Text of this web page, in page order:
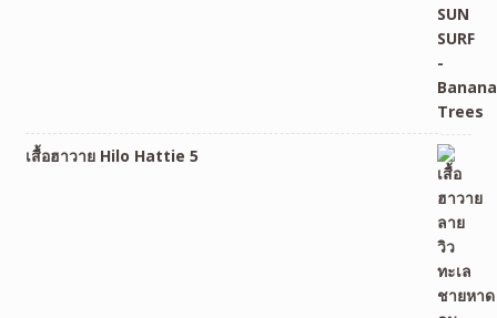
เสื้อฮาวาย Hilo Hattie 5